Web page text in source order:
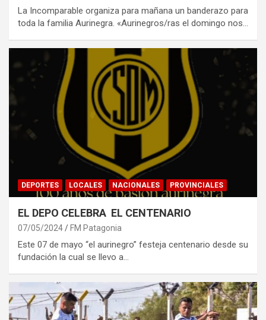
La Incomparable organiza para mañana un banderazo para
toda la familia Aurinegra. «Aurinegros/ras el domingo nos…
DEPORTES LOCALES NACIONALES PROVINCIALES
EL DEPO CELEBRA EL CENTENARIO
07/05/2024 FM Patagonia
Este 07 de mayo “el aurinegro” festeja centenario desde su
fundación la cual se llevo a…